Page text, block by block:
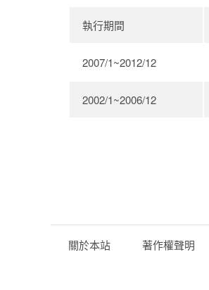
執行期間
2007/1~2012/12
2002/1~2006/12
關於本站 著作權聲明